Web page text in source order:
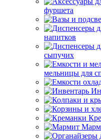
фуршета
напитков
сыпучих
мельницы для